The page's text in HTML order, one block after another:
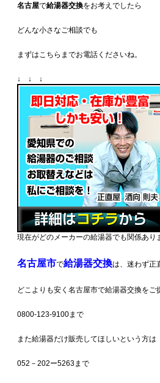
名古屋で給湯器交換をお考えでしたら
どんな小さなご相談でも
まずはこちらまでお電話くださいね。
↓ ↓ ↓
現在がどのメーカーの給湯器でも関係あり
名古屋市で給湯器交換は、迷わず正
どこよりも安く名古屋市で給湯器交換をご
0800-123-9100まで
また給湯器だけ販売してほしいという方は
052－202ー5263まで